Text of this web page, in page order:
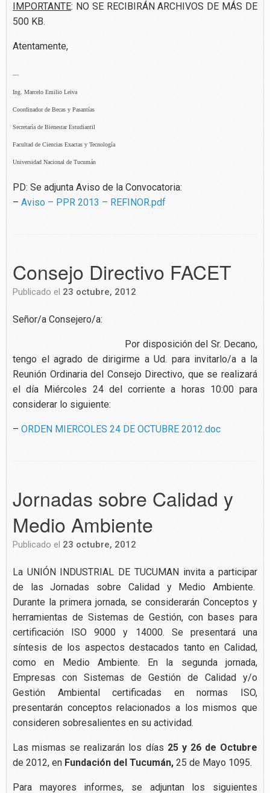
IMPORTANTE: NO SE RECIBIRÁN ARCHIVOS DE MÁS DE
500 KB.
Atentamente,
—
Ing. Marcelo Emilio Leiva
Coordinador de Becas y Pasantías
Secretaría de Bienestar Estudiantil
Facultad de Ciencias Exactas y Tecnología
Universidad Nacional de Tucumán
PD: Se adjunta Aviso de la Convocatoria:
– Aviso – PPR 2013 – REFINOR.pdf
Consejo Directivo FACET
Publicado el 23 octubre, 2012
Señor/a Consejero/a:
Por disposición del Sr. Decano,
tengo el agrado de dirigirme a Ud. para invitarlo/a a la
Reunión Ordinaria del Consejo Directivo, que se realizará
el día Miércoles 24 del corriente a horas 10:00 para
considerar lo siguiente:
– ORDEN MIERCOLES 24 DE OCTUBRE 2012.doc
Jornadas sobre Calidad y
Medio Ambiente
Publicado el 23 octubre, 2012
La UNIÓN INDUSTRIAL DE TUCUMAN invita a participar
de las Jornadas sobre Calidad y Medio Ambiente.
Durante la primera jornada, se considerarán Conceptos y
herramientas de Sistemas de Gestión, con bases para
certificación ISO 9000 y 14000. Se presentará una
síntesis de los aspectos destacados tanto en Calidad,
como en Medio Ambiente. En la segunda jornada,
Empresas con Sistemas de Gestión de Calidad y/o
Gestión Ambiental certificadas en normas ISO,
presentarán conceptos relacionados a los mismos que
consideren sobresalientes en su actividad.
Las mismas se realizarán los días 25 y 26 de Octubre
de 2012, en Fundación del Tucumán, 25 de Mayo 1095.
Para mayores informes, se adjuntan los siguientes